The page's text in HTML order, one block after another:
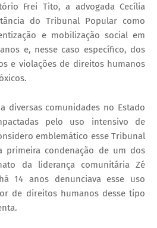
Frei Tito, a advogada Cecília
do Tribunal Popular como
e mobilização social em
e, nesse caso específico, dos
e violações de direitos humanos
diversas comunidades no Estado
pelo uso intensivo de
emblemático esse Tribunal
primeira condenação de um dos
da liderança comunitária Zé
14 anos denunciava esse uso
de direitos humanos desse tipo